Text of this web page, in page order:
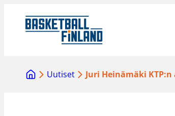
sisältöön
Uutiset Juri Heinämäki